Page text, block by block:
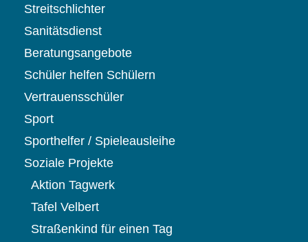
Streitschlichter
Sanitätsdienst
Beratungsangebote
Schüler helfen Schülern
Vertrauensschüler
Sport
Sporthelfer / Spieleausleihe
Soziale Projekte
Aktion Tagwerk
Tafel Velbert
Straßenkind für einen Tag